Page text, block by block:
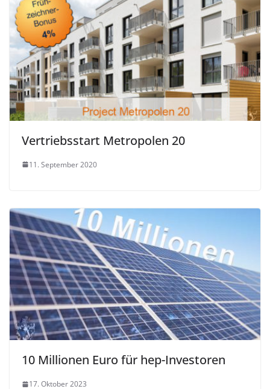
Vertriebsstart Metropolen 20
11. September 2020
10 Millionen Euro für hep-Investoren
17. Oktober 2023